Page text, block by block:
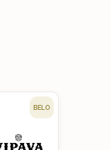
BELO